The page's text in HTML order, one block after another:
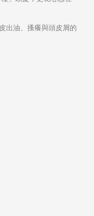
出油、搔癢與頭皮屑的